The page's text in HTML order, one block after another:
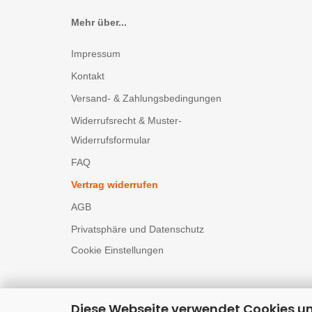
Mehr über...
Impressum
Kontakt
Versand- & Zahlungsbedingungen
Widerrufsrecht & Muster-
Widerrufsformular
FAQ
Vertrag widerrufen
AGB
Privatsphäre und Datenschutz
Cookie Einstellungen